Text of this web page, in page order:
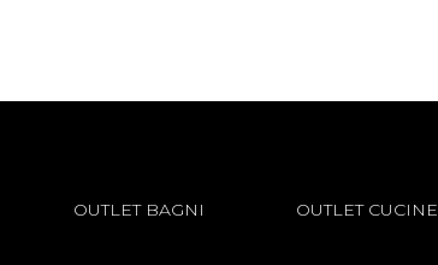
OUTLET BAGNI OUTLET CUCINE